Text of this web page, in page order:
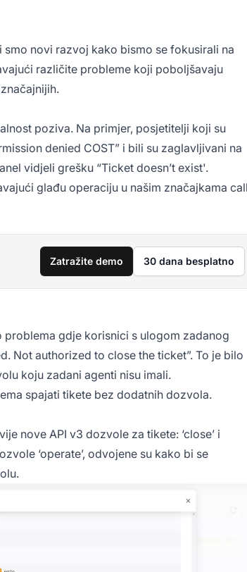
novi razvoj kako bismo se fokusirali na
različite probleme koji poboljšavaju
poziva. Na primjer, posjetitelji koji su
denied COST” i bili su zaglavljivani na
vidjeli grešku “Ticket doesn’t exist'.
glađu operaciju u našim značajkama call
Zatražite demo 30 dana besplatno
gdje korisnici s ulogom zadanog
Not authorized to close the ticket”. To je bilo
koju zadani agenti nisu imali.
spajati tikete bez dodatnih dozvola.
nove API v3 dozvole za tikete: ‘close’ i
‘operate’, odvojene su kako bi se